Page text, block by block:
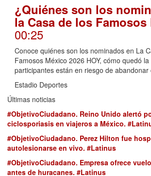
¿Quiénes son los
la Casa de los Famosos
00:25
Conoce quiénes son los nominados en La
Famosos México 2026 HOY, cómo quedó
participantes están en riesgo de abandonar
Estadio Deportes
Últimas noticias
#ObjetivoCiudadano. Reino Unido alertó
ciclosporiasis en viajeros a México.
#ObjetivoCiudadano. Perez Hilton fue
autolesionarse en vivo. #Latinus
#ObjetivoCiudadano. Empresa ofrece
antes de huracanes. #Latinus